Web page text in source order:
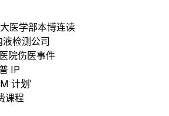
医学部本博连读
检测公司
院伤医事件
IP
计划'
课程